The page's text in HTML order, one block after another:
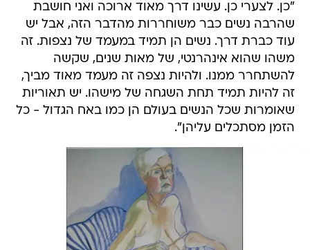
"כן. לצערי כן. עשינו דרך מאוד ארוכה ואני חושבת
שהרבה נשים כבר משוחררות מהדבר הזה, אבל יש
עוד כברת דרך. נשים הן תמיד במעמד של נצפות. זה
משהו שהוא אינהרנטי, של מאות שנים, שקשה
להשתחרר ממנו. ולהיות נצפה זה מעמד מאוד מביך,
זה להיות תמיד תחת השגחה של מישהו. יש תאוריות
שאומרות שכל הנשים בעולם הן כמו באח הגדול - כל
הזמן מסתכלים עליהן".